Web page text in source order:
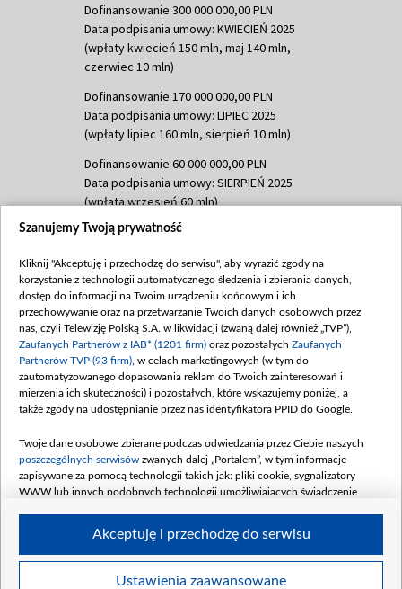
Dofinansowanie 300 000 000,00 PLN
Data podpisania umowy: KWIECIEŃ 2025
(wpłaty kwiecień 150 mln, maj 140 mln,
czerwiec 10 mln)
Dofinansowanie 170 000 000,00 PLN
Data podpisania umowy: LIPIEC 2025
(wpłaty lipiec 160 mln, sierpień 10 mln)
Dofinansowanie 60 000 000,00 PLN
Data podpisania umowy: SIERPIEŃ 2025
(wpłata wrzesień 60 mln)
Dofinansowanie 635 783 051,21 PLN
(wpłata wrzesień 100 mln, październik 350
mln, listopad 265 mln)
Dofinansowanie 48 862 000,00 PLN
Data podpisania umowy: GRUDZIEŃ 2025
(wpłata grudzień 60,548 mln)
Dofinansowanie 900 000 000,00 PLN
Data podpisania umowy: LUTY 2026 (wpłata
kwiecień 180 mln, 7 maja 180 mln, 8
czerwca 90 mln)
Dofinansowanie 250 000 000,00 PLN
4 sierpnia 250 mln
Szanujemy Twoją prywatność
Kliknij "Akceptuję i przechodzę do serwisu", aby wyrazić zgody na
korzystanie z technologii automatycznego śledzenia i zbierania danych,
dostęp do informacji na Twoim urządzeniu końcowym i ich
przechowywanie oraz na przetwarzanie Twoich danych osobowych przez
nas, czyli Telewizję Polską S.A. w likwidacji (zwaną dalej również „TVP”),
Zaufanych Partnerów z IAB* (1201 firm) oraz pozostałych Zaufanych
Partnerów TVP (93 firm) , w celach marketingowych (w tym do
zautomatyzowanego dopasowania reklam do Twoich zainteresowań i
mierzenia ich skuteczności) i pozostałych, które wskazujemy poniżej, a
także zgody na udostępnianie przez nas identyfikatora PPID do Google.
Twoje dane osobowe zbierane podczas odwiedzania przez Ciebie naszych
poszczególnych serwisów zwanych dalej „Portalem”, w tym informacje
zapisywane za pomocą technologii takich jak: pliki cookie, sygnalizatory
WWW lub innych podobnych technologii umożliwiających świadczenie
Twoje dane osobowe zbierane podczas odwiedzania przez Ciebie
Ustawienia zaawansowane
Akceptuję i przechodzę do serwisu